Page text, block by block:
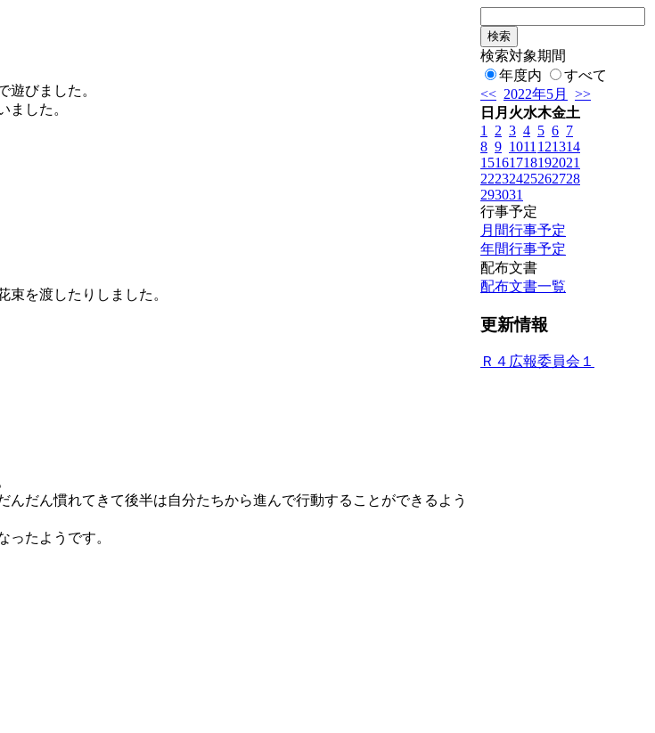
遊びました。
ました。
を渡したりしました。
だん慣れてきて後半は自分たちから進んで行動することができるよう
ったようです。
検索対象期間
年度内
すべて
<< 2022年5月
>>
日 月 火水木金土
1
2 3 4 5 6 7
8 9 1011 121314
15161718192021
22232425262728
293031
行事予定
月間行事予定
年間行事予定
配布文書
配布文書一覧
更新情報
Ｒ４広報委員会１